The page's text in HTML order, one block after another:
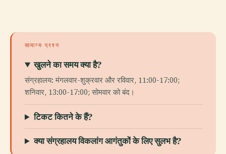
सामान्य प्रश्न
खुलने का समय क्या है?
संग्रहालय: मंगलवार-शुक्रवार और रविवार, 11:00-17:00;
शनिवार, 13:00-17:00; सोमवार को बंद।
टिकट कितने के हैं?
क्या संग्रहालय विकलांग आगंतुकों के लिए सुलभ है?